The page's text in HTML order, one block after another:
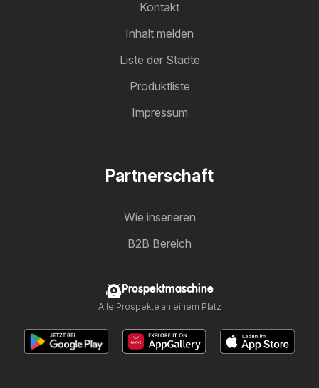
Kontakt
Inhalt melden
Liste der Städte
Produktliste
Impressum
Partnerschaft
Wie inserieren
B2B Bereich
Prospektmaschine
Alle Prospekte an einem Platz